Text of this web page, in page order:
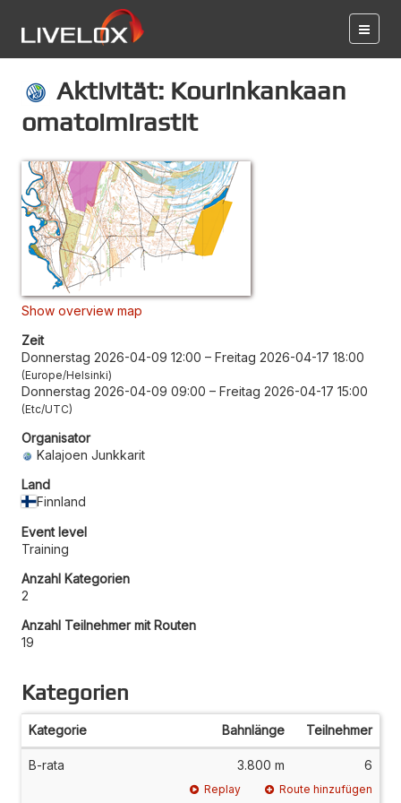
Aktivität: Kourinkankaan
omatoimirastit
Show overview map
Zeit
Donnerstag 2026-04-09 12:00 – Freitag 2026-04-17 18:00
Europe/Helsinki
Donnerstag 2026-04-09 09:00 – Freitag 2026-04-17 15:00
Etc/UTC
Organisator
Kalajoen Junkkarit
Land
Finnland
Event level
Training
Anzahl Kategorien
2
Anzahl Teilnehmer mit Routen
19
Kategorien
Kategorie Bahnlänge Teilnehmer
B-rata 3.800 m 6
Replay Route hinzufügen